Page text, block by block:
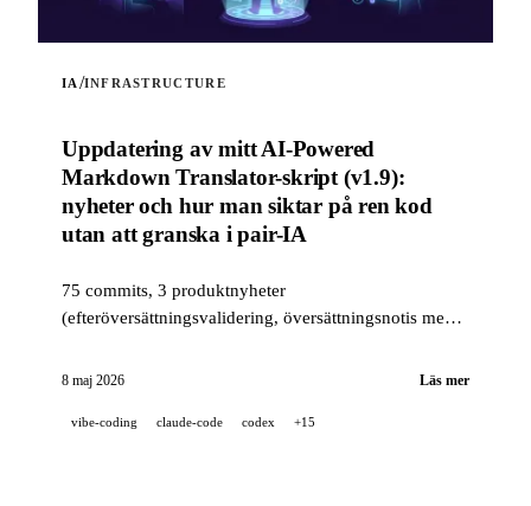
IA /INFRASTRUCTURE
Uppdatering av mitt AI-Powered
Markdown Translator-skript (v1.9):
nyheter och hur man siktar på ren kod
utan att granska i pair-IA
75 commits, 3 produktnyheter
(efteröversättningsvalidering, översättningsnotis med
industriell klass (14 hooks, 229 tester, AI-assisterad
är 100 % utvecklat i pair-IA.
8 maj 2026 Läs mer
vibe-coding claude-code codex +15